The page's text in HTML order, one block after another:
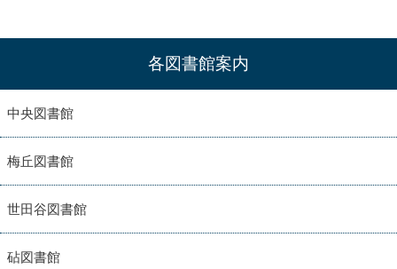
各図書館案内
中央図書館
梅丘図書館
世田谷図書館
砧図書館